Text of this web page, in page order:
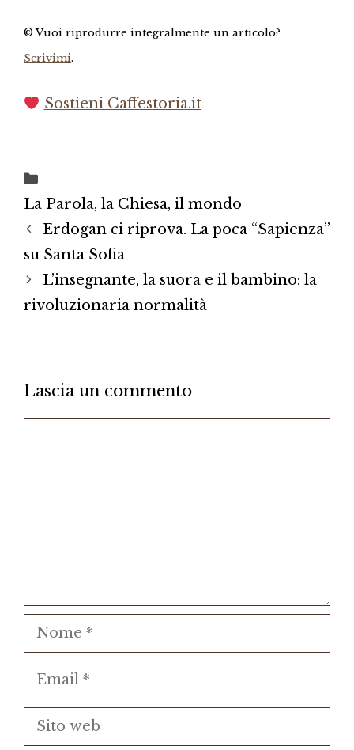
© Vuoi riprodurre integralmente un articolo?
Scrivimi.
Sostieni Caffestoria.it
La Parola, la Chiesa, il mondo
Erdogan ci riprova. La poca “Sapienza”
su Santa Sofia
L’insegnante, la suora e il bambino: la
rivoluzionaria normalità
Lascia un commento
Nome
Email
Sito
web